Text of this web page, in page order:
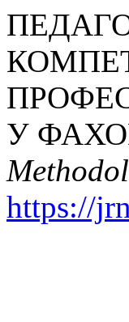
У
https://